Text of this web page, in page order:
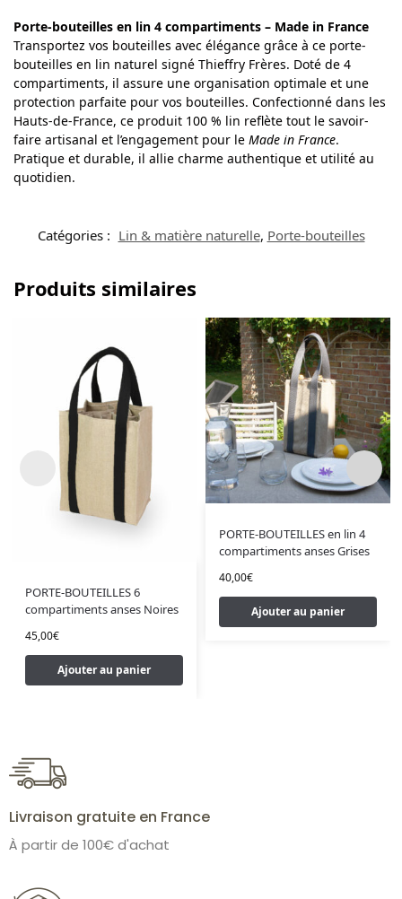
Porte-bouteilles en lin 4 compartiments – Made in France
Transportez vos bouteilles avec élégance grâce à ce porte-
bouteilles en lin naturel signé Thieffry Frères. Doté de 4
compartiments, il assure une organisation optimale et une
protection parfaite pour vos bouteilles. Confectionné dans les
Hauts-de-France, ce produit 100 % lin reflète tout le savoir-
faire artisanal et l’engagement pour le Made in France.
Pratique et durable, il allie charme authentique et utilité au
quotidien.
Catégories : Lin & matière naturelle, Porte-bouteilles
Produits similaires
PORTE-BOUTEILLES 6
compartiments anses Noires
45,00€
Ajouter au panier
PORTE-BOUTEILLES en lin 4
compartiments anses Grises
40,00€
Ajouter au panier
Livraison gratuite en France
À partir de 100€ d'achat